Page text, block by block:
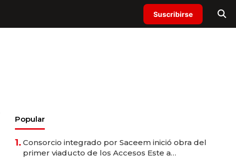
Suscribirse
Popular
1. Consorcio integrado por Saceem inició obra del
primer viaducto de los Accesos Este a